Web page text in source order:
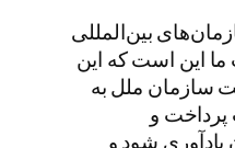
بین‌المللی
این است که این
سازمان ملل به
و
شود و